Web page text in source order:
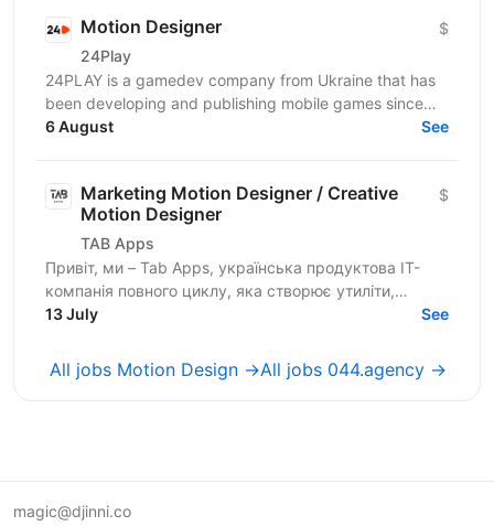
Motion Designer
24Play
$
24PLAY is a gamedev company from Ukraine that has
been developing and publishing mobile games since
2019. We are a team of professionals who have
6 August See
Marketing Motion Designer / Creative
Motion Designer
TAB Apps
$
Привіт, ми – Tab Apps, українська продуктова IT-
компанія повного циклу, яка створює утиліти,
додатки у сфері Health, AI чати та інтерактивні історії
13 July See
All jobs Motion Design →All jobs 044.agency →
magic@djinni.co